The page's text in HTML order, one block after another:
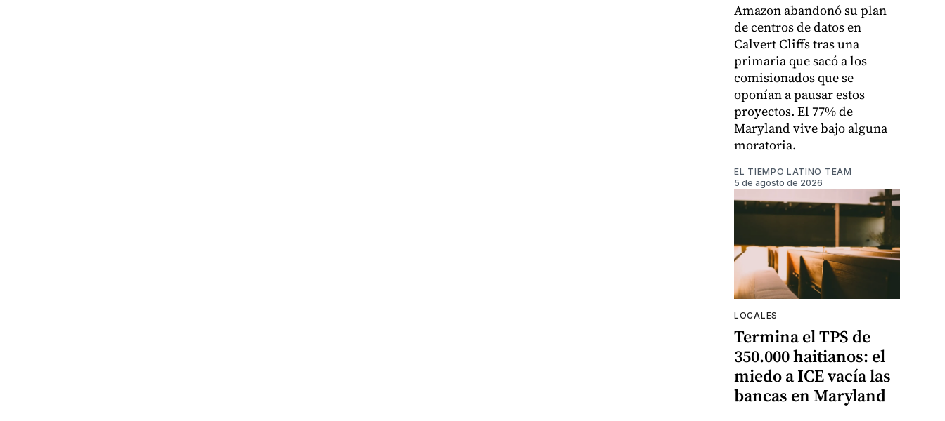
Amazon abandonó su plan
de centros de datos en
Calvert Cliffs tras una
primaria que sacó a los
comisionados que se
oponían a pausar estos
proyectos. El 77% de
Maryland vive bajo alguna
moratoria.
EL TIEMPO LATINO TEAM
5 de agosto de 2026
LOCALES
Termina el TPS de
350.000 haitianos: el
miedo a ICE vacía las
bancas en Maryland